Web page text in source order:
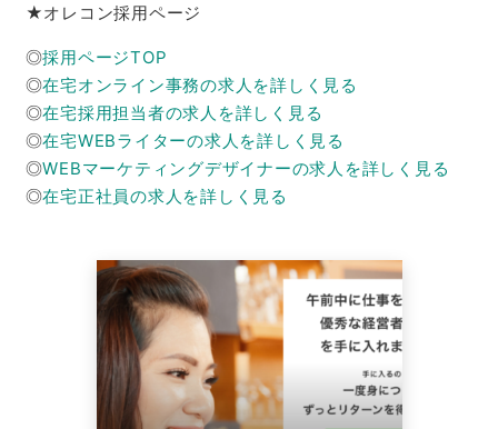
★オレコン採用ページ
◎採用ページTOP
◎在宅オンライン事務の求人を詳しく見る
◎在宅採用担当者の求人を詳しく見る
◎在宅WEBライターの求人を詳しく見る
◎WEBマーケティングデザイナーの求人を詳しく見る
◎在宅正社員の求人を詳しく見る